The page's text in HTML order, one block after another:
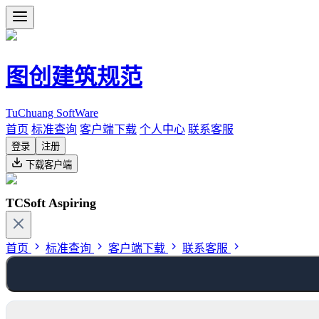
图创建筑规范
TuChuang SoftWare
首页 标准查询 客户端下载 个人中心 联系客服
登录
注册
下载客户端
TCSoft Aspiring
首页 标准查询 客户端下载 联系客服